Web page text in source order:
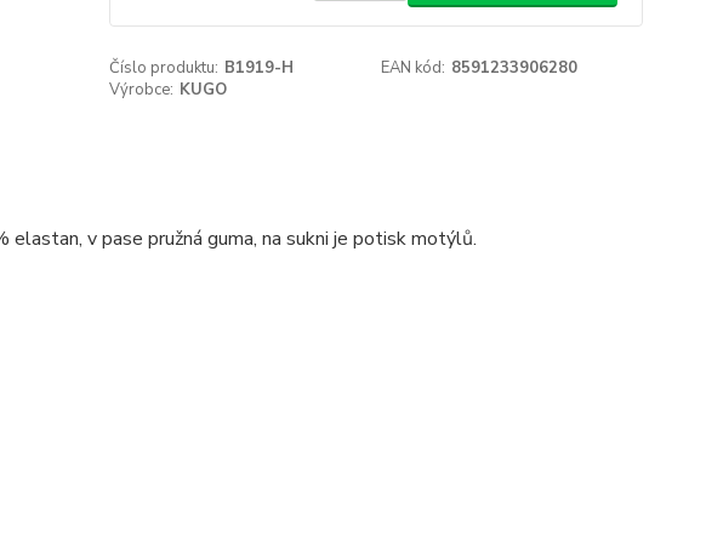
Číslo produktu: B1919-H EAN kód: 8591233906280
Výrobce: KUGO
elastan, v pase pružná guma, na sukni je potisk motýlů.